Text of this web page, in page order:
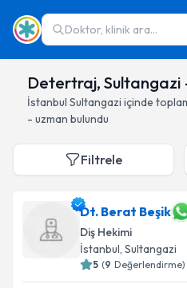
Doktor, klinik ara...
Detertraj, Sultangazi
İstanbul Sultangazi içinde
- uzman bulundu
Filtrele
Dt. Berat Beşik
Diş Hekimi
İstanbul, Sultangazi
5 (9 Değerlendirme)